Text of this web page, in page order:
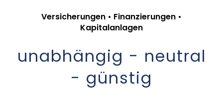
Versicherungen • Finanzierungen •
Kapitalanlagen
unabhängig - neutral
- günstig